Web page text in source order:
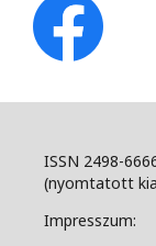
ISSN 2498-
(nyomtatott
Impresszum: